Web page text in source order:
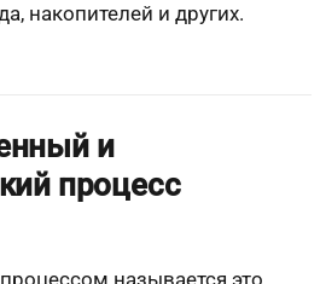
накопителей и других.
и
процесс
называется это